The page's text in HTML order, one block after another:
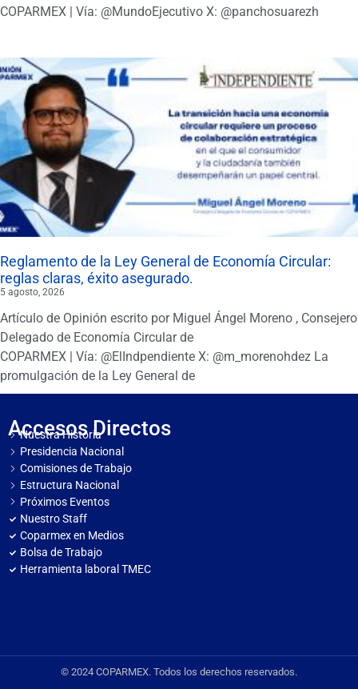
COPARMEX | Vía: @MundoEjecutivo X: @panchosuarezh
Reglamento de la Ley General de Economía Circular:
reglas claras, éxito asegurado.
5 agosto, 2026
Artículo de Opinión escrito por Miguel Ángel Moreno , Consejero
Delegado de Economía Circular de
COPARMEX | Vía: @ElIndpendiente X: @m_morenohdez La
promulgación de la Ley General de
Accesos Directos
Nuestra Historia
Presidencia Nacional
Comisiones de Trabajo
Estructura Nacional
Próximos Eventos
Nuestro Staff
Coparmex en Medios
Bolsa de Trabajo
Herramienta laboral TMEC
© 2024 COPARMEX. Todos los derechos reservados.